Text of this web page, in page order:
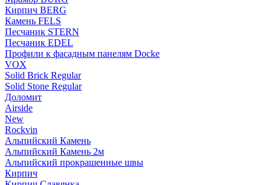
Кирпич BERG
Камень FELS
Пес­ча­ник STERN
Пес­ча­ник EDEL
Профили к фасадным панелям Docke
VOX
Solid Brick Regular
Solid Stone Regular
Доломит
Airside
New
Rockvin
Альпийский Камень
Альпийский Камень 2м
Альпийский прокрашенные швы
Кирпич